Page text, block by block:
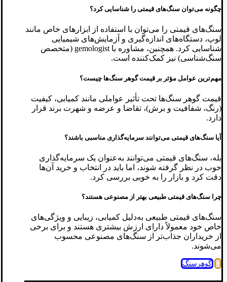
چگونه می‌توان سنگ‌های قیمتی را شناسایی کرد؟
سنگ‌های قیمتی را می‌توان با استفاده از ابزارهای خاص مانند
لوپ، دستگاه‌های اندازه‌گیری و آزمایش‌های شیمیایی
شناسایی کرد. همچنین، مشاوره با gemologist (متخصص
سنگ‌شناسی) نیز کمک‌کننده است.
مهم‌ترین عوامل مؤثر بر قیمت گوهر سنگ‌ها چیست؟
قیمت گوهر سنگ‌ها تحت تأثیر عواملی مانند کمیابی، کیفیت
(رنگ، شفافیت و برش)، تقاضا و عرضه و شهرت برند قرار
دارد.
آیا سنگ‌های قیمتی می‌توانند سرمایه‌گذاری مناسبی باشند؟
بله، سنگ‌های قیمتی می‌توانند به‌عنوان یک سرمایه‌گذاری
خوب در نظر گرفته شوند، اما باید در انتخاب و خرید آن‌ها
دقت کرد و بازار را به‌ خوبی بررسی کرد.
چرا سنگ‌های قیمتی طبیعی بهتر از مصنوعی هستند؟
سنگ‌های قیمتی طبیعی به‌دلیل کمیابی، زیبایی و ویژگی‌های
خاص خود معمولاً دارای ارزش بیشتری هستند و برای برخی
از خریداران جذاب‌تر از سنگ‌های مصنوعی محسوب
می‌شوند.
گوهرسنگ